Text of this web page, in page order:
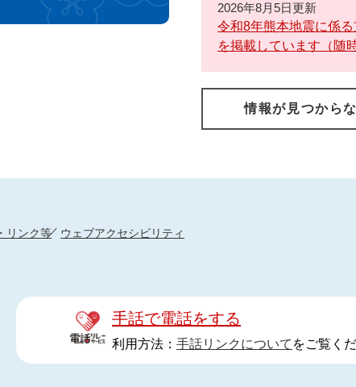
2026年8月5日更新
令和8年熊本地震に係る
を掲載しています（随
情報が見つから
リンク等 ウェブアクセシビリティ
手話で電話をする
利用方法： 手話リンクについて をご覧くだ